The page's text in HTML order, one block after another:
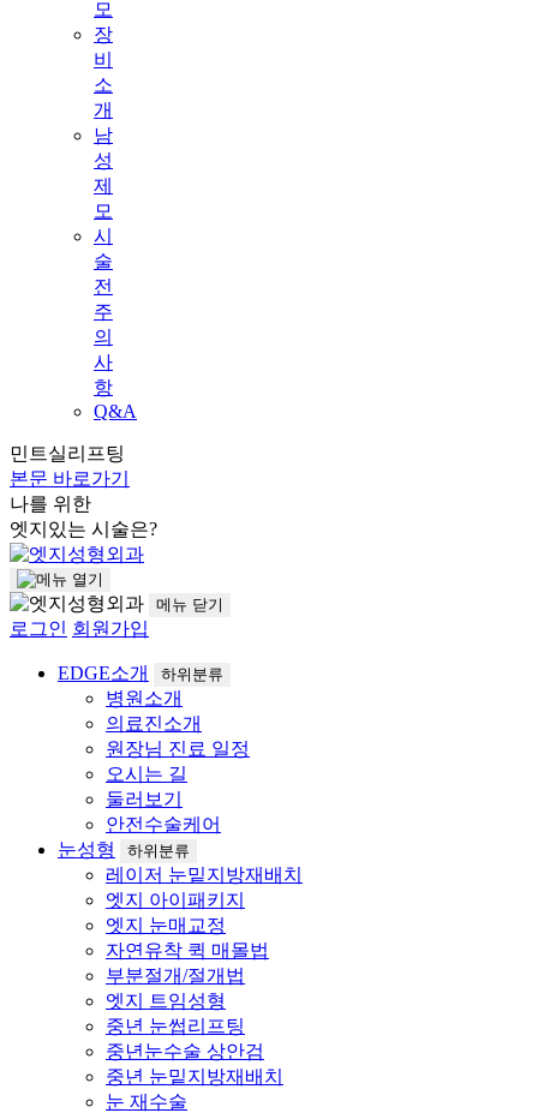
모
장
비
소
개
남
성
제
모
시
술
전
주
의
사
항
Q&A
민트실리프팅
본문 바로가기
나를 위한
엣지 있는 시술은?
메뉴 닫기
로그인 회원가입
EDGE소개 하위분류
병원소개
의료진소개
원장님 진료 일정
오시는 길
둘러보기
안전수술케어
눈성형
하위분류
레이저 눈밑지방재배치
엣지 아이패키지
엣지 눈매교정
자연유착 퀵 매몰법
부분절개/절개법
엣지 트임성형
중년 눈썹리프팅
중년눈수술 상안검
중년 눈밑지방재배치
눈 재수술